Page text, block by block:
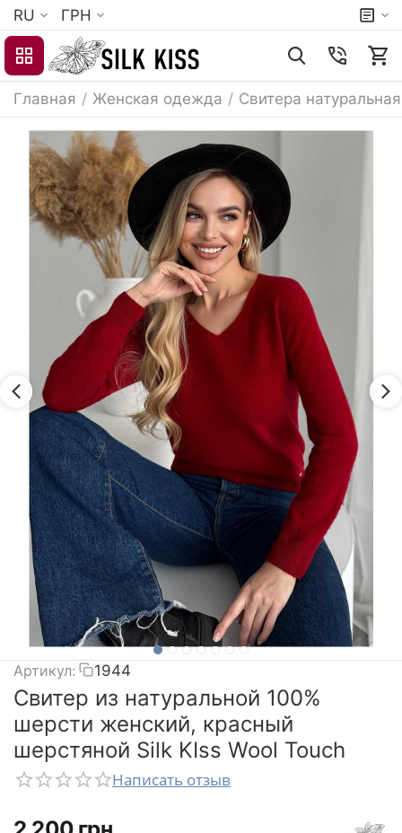
RU ГРН
Главная / Женская одежда / Свитера
Артикул: 1944
Свитер из натуральной 100%
шерсти женский, красный
шерстяной Silk KIss Wool Touch
Написать отзыв